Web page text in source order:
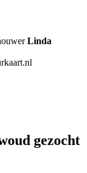
Linda
gezocht